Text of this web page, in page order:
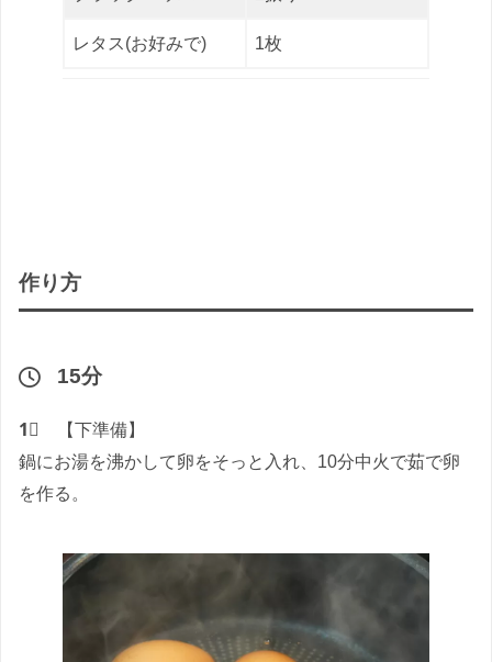
レタス(お好みで) 1枚
作り方
15分
1⃣
【下準備】
鍋にお湯を沸かして卵をそっと入れ、10分中火で茹で卵
を作る。